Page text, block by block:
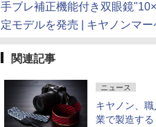
手ブレ補正機能付き双眼鏡
定モデルを発売 | キヤノンマ
関連記事
ニュース
キヤノン、
業で製造する